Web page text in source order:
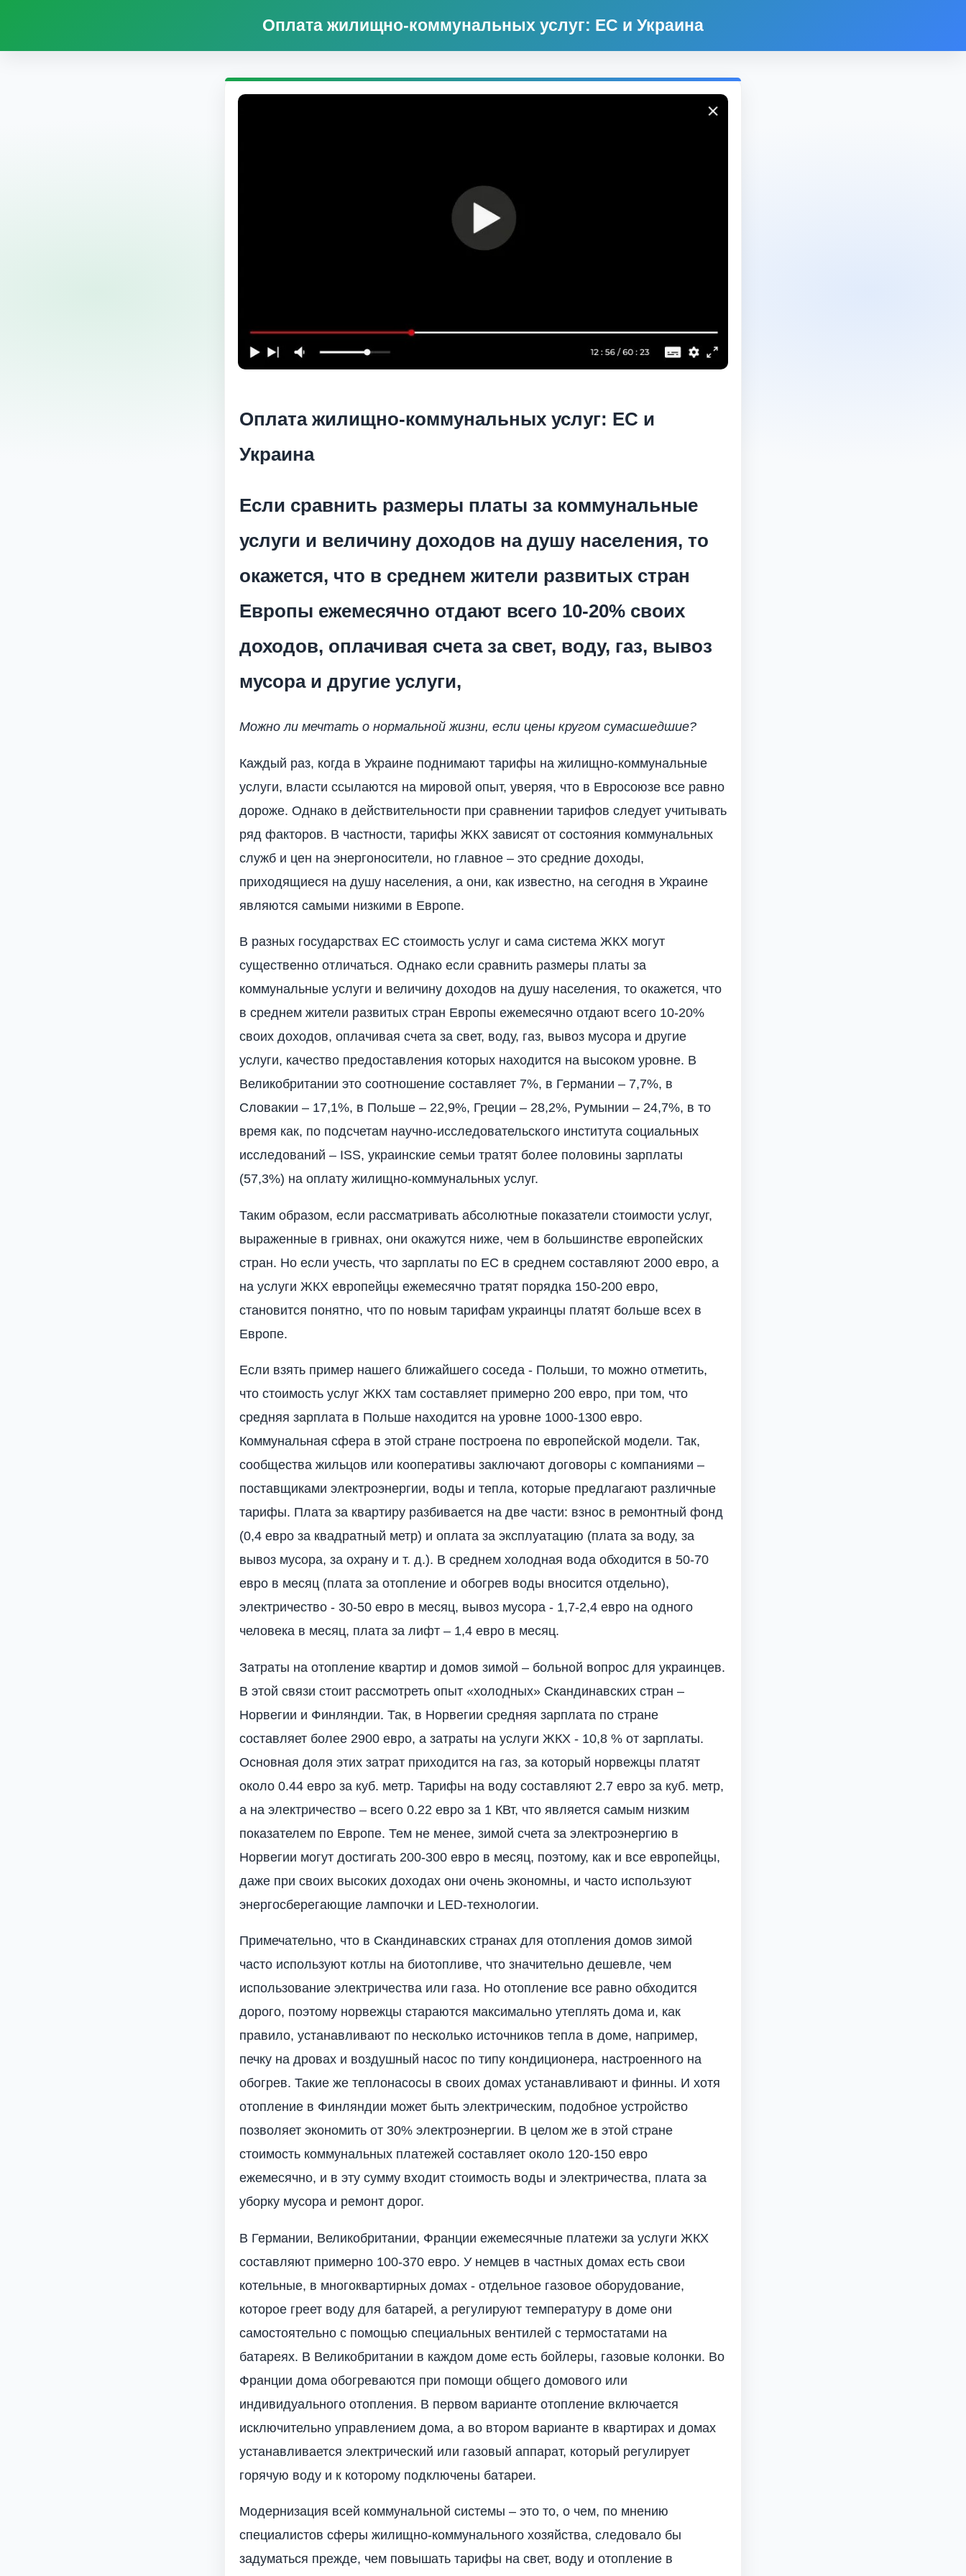
Оплата жилищно-коммунальных услуг: ЕС и Украина
Оплата жилищно-коммунальных услуг: ЕС и
Украина
Если сравнить размеры платы за коммунальные
услуги и величину доходов на душу населения, то
окажется, что в среднем жители развитых стран
Европы ежемесячно отдают всего 10-20% своих
доходов, оплачивая счета за свет, воду, газ, вывоз
мусора и другие услуги,
Можно ли мечтать о нормальной жизни, если цены кругом сумасшедшие?
Каждый раз, когда в Украине поднимают тарифы на жилищно-коммунальные
услуги, власти ссылаются на мировой опыт, уверяя, что в Евросоюзе все равно
дороже. Однако в действительности при сравнении тарифов следует учитывать
ряд факторов. В частности, тарифы ЖКХ зависят от состояния коммунальных
служб и цен на энергоносители, но главное – это средние доходы,
приходящиеся на душу населения, а они, как известно, на сегодня в Украине
являются самыми низкими в Европе.
В разных государствах ЕС стоимость услуг и сама система ЖКХ могут
существенно отличаться. Однако если сравнить размеры платы за
коммунальные услуги и величину доходов на душу населения, то окажется, что
в среднем жители развитых стран Европы ежемесячно отдают всего 10-20%
своих доходов, оплачивая счета за свет, воду, газ, вывоз мусора и другие
услуги, качество предоставления которых находится на высоком уровне. В
Великобритании это соотношение составляет 7%, в Германии – 7,7%, в
Словакии – 17,1%, в Польше – 22,9%, Греции – 28,2%, Румынии – 24,7%, в то
время как, по подсчетам научно-исследовательского института социальных
исследований – ISS, украинские семьи тратят более половины зарплаты
(57,3%) на оплату жилищно-коммунальных услуг.
Таким образом, если рассматривать абсолютные показатели стоимости услуг,
выраженные в гривнах, они окажутся ниже, чем в большинстве европейских
стран. Но если учесть, что зарплаты по ЕС в среднем составляют 2000 евро, а
на услуги ЖКХ европейцы ежемесячно тратят порядка 150-200 евро,
становится понятно, что по новым тарифам украинцы платят больше всех в
Европе.
Если взять пример нашего ближайшего соседа - Польши, то можно отметить,
что стоимость услуг ЖКХ там составляет примерно 200 евро, при том, что
средняя зарплата в Польше находится на уровне 1000-1300 евро.
Коммунальная сфера в этой стране построена по европейской модели. Так,
сообщества жильцов или кооперативы заключают договоры с компаниями –
поставщиками электроэнергии, воды и тепла, которые предлагают различные
тарифы. Плата за квартиру разбивается на две части: взнос в ремонтный фонд
(0,4 евро за квадратный метр) и оплата за эксплуатацию (плата за воду, за
вывоз мусора, за охрану и т. д.). В среднем холодная вода обходится в 50-70
евро в месяц (плата за отопление и обогрев воды вносится отдельно),
электричество - 30-50 евро в месяц, вывоз мусора - 1,7-2,4 евро на одного
человека в месяц, плата за лифт – 1,4 евро в месяц.
Затраты на отопление квартир и домов зимой – больной вопрос для украинцев.
В этой связи стоит рассмотреть опыт «холодных» Скандинавских стран –
Норвегии и Финляндии. Так, в Норвегии средняя зарплата по стране
составляет более 2900 евро, а затраты на услуги ЖКХ - 10,8 % от зарплаты.
Основная доля этих затрат приходится на газ, за который норвежцы платят
около 0.44 евро за куб. метр. Тарифы на воду составляют 2.7 евро за куб. метр,
а на электричество – всего 0.22 евро за 1 КВт, что является самым низким
показателем по Европе. Тем не менее, зимой счета за электроэнергию в
Норвегии могут достигать 200-300 евро в месяц, поэтому, как и все европейцы,
даже при своих высоких доходах они очень экономны, и часто используют
энергосберегающие лампочки и LED-технологии.
Примечательно, что в Скандинавских странах для отопления домов зимой
часто используют котлы на биотопливе, что значительно дешевле, чем
использование электричества или газа. Но отопление все равно обходится
дорого, поэтому норвежцы стараются максимально утеплять дома и, как
правило, устанавливают по несколько источников тепла в доме, например,
печку на дровах и воздушный насос по типу кондиционера, настроенного на
обогрев. Такие же теплонасосы в своих домах устанавливают и финны. И хотя
отопление в Финляндии может быть электрическим, подобное устройство
позволяет экономить от 30% электроэнергии. В целом же в этой стране
стоимость коммунальных платежей составляет около 120-150 евро
ежемесячно, и в эту сумму входит стоимость воды и электричества, плата за
уборку мусора и ремонт дорог.
В Германии, Великобритании, Франции ежемесячные платежи за услуги ЖКХ
составляют примерно 100-370 евро. У немцев в частных домах есть свои
котельные, в многоквартирных домах - отдельное газовое оборудование,
которое греет воду для батарей, а регулируют температуру в доме они
самостоятельно с помощью специальных вентилей с термостатами на
батареях. В Великобритании в каждом доме есть бойлеры, газовые колонки. Во
Франции дома обогреваются при помощи общего домового или
индивидуального отопления. В первом варианте отопление включается
исключительно управлением дома, а во втором варианте в квартирах и домах
устанавливается электрический или газовый аппарат, который регулирует
горячую воду и к которому подключены батареи.
Модернизация всей коммунальной системы – это то, о чем, по мнению
специалистов сферы жилищно-коммунального хозяйства, следовало бы
задуматься прежде, чем повышать тарифы на свет, воду и отопление в